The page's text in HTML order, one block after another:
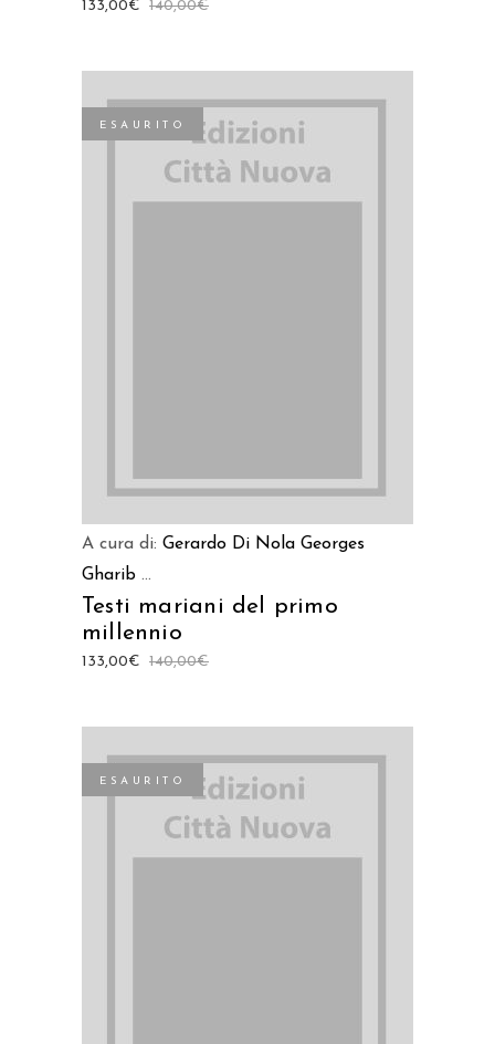
140,00€
133,00€
ESAURITO
A cura di: Gerardo Di Nola Georges
Gharib ...
Testi mariani del primo
millennio
140,00€
133,00€
ESAURITO